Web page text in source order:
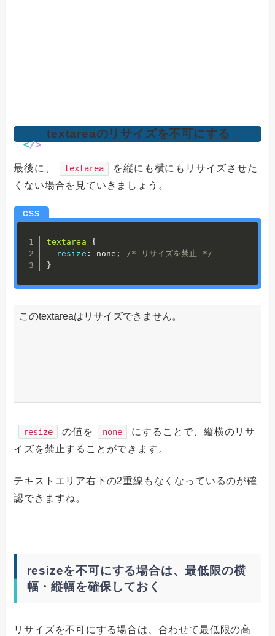
textareaのリサイズを不可にする
最後に、 textarea
を縦にも横にもリサイズさせた
くない場合を見ていきましょう。
textarea
{
resize : none ;
/* リサイズを禁止 */
}
resize の値を none
にすることで、縦横のリサ
イズを禁止することができます。
テキストエリア右下の2重線もなくなっているのが確
認できますね。
resizeを不可にする場合は、最低限の横
幅・縦幅を確保しておく
リサイズを不可にする場合は、合わせて最低限の高